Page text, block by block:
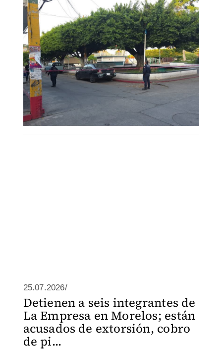
25.07.2026/
Detienen a seis integrantes de
La Empresa en Morelos; están
acusados de extorsión, cobro
de pi...